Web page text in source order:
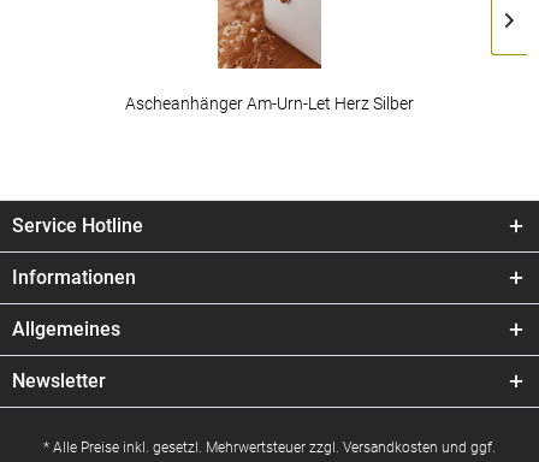
Ascheanhänger Am-Urn-Let Herz Silber
Service Hotline
Informationen
Allgemeines
Newsletter
* Alle Preise inkl. gesetzl. Mehrwertsteuer zzgl. Versandkosten und ggf.